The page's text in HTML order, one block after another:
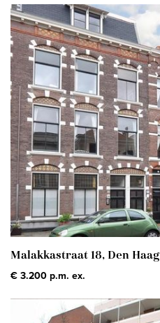
Rentals
City
Rooms
Price: € 0 - No max.
Floor space: Min. - Max.
Show only status: available
Malakkastraat 18, Den Haag
€ 3.200 p.m. ex.